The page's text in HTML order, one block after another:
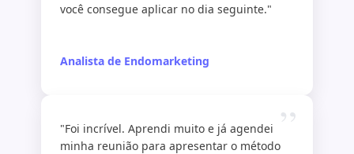
você consegue aplicar no dia seguinte."
Analista de Endomarketing
”
"Foi incrível. Aprendi muito e já agendei
minha reunião para apresentar o método